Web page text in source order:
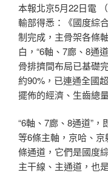
本報北京5月22日電
輸部得悉：《國度綜
制完成，主骨架各條
白，“6軸、7廊、8通
骨排擠間布局已基礎
約90%，已連通全國
擺佈的經濟、生齒總
“6軸、7廊、8通道”
等6條主軸，京哈、京
條通道，它們是國度
主干線、主通道，也